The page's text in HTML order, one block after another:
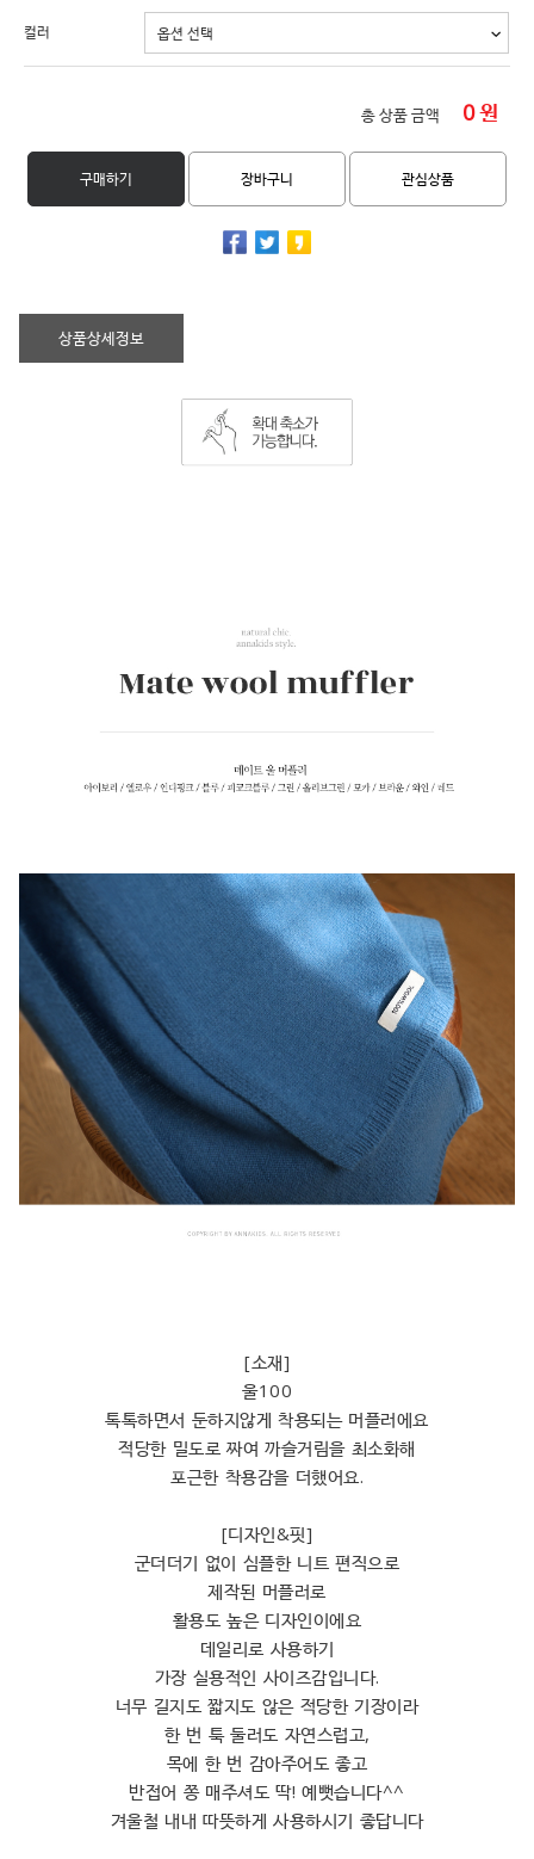
컬러
총 상품 금액 0원
구매하기 장바구니 관심상품
상품상세정보
[소재]
울100
톡톡하면서 둔하지않게 착용되는 머플러에요
적당한 밀도로 짜여 까슬거림을 최소화해
포근한 착용감을 더했어요.
[디자인&핏]
군더더기 없이 심플한 니트 편직으로
제작된 머플러로
활용도 높은 디자인이에요
데일리로 사용하기
가장 실용적인 사이즈감입니다.
너무 길지도 짧지도 않은 적당한 기장이라
한 번 툭 둘러도 자연스럽고,
목에 한 번 감아주어도 좋고
반접어 쫑 매주셔도 딱! 예뻣습니다^^
겨울철 내내 따뜻하게 사용하시기 좋답니다